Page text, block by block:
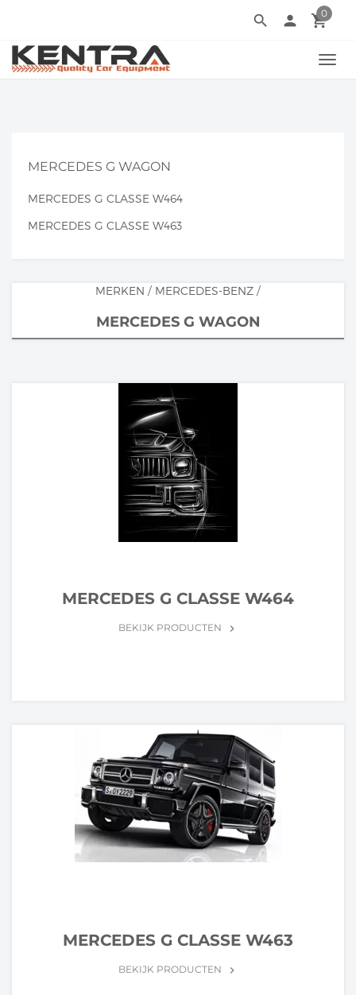
local_grocery_store
0
search person
MERCEDES G WAGON
MERCEDES G CLASSE W464
MERCEDES G CLASSE W463
MERKEN / MERCEDES-BENZ /
MERCEDES G WAGON
MERCEDES G CLASSE W464
BEKIJK PRODUCTEN keyboard_arrow_right
MERCEDES G CLASSE W463
BEKIJK PRODUCTEN keyboard_arrow_right